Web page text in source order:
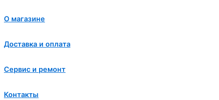
О магазине
Доставка и оплата
Сервис и ремонт
Контакты